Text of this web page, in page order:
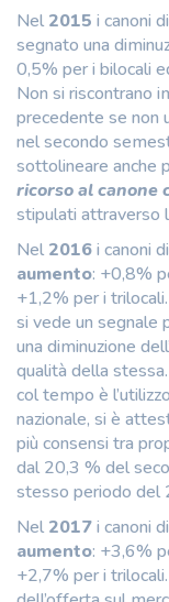
Nel 2015 i canoni
segnato una
0,5% per i bilocali
Non si riscontrano
precedente se non
nel secondo
sottolineare anche
ricorso al canone
stipulati attraverso
Nel 2016i canoni
aumento: +0,8%
+1,2% per i
si vede un segnale
una diminuzione
qualità della
col tempo è
nazionale, si è
più consensi tra
dal 20,3 % del
stesso periodo del
Nel 2017i canoni
aumento: +3,6%
+2,7% per i